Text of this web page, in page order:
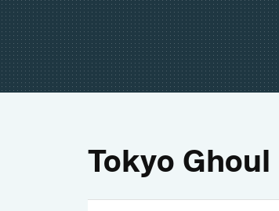
Tokyo Ghoul